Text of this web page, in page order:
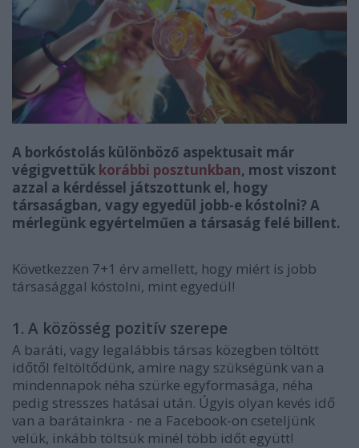
A borkóstolás különböző aspektusait már
végigvettük korábbi posztunkban, most viszont
azzal a kérdéssel játszottunk el, hogy
társaságban, vagy egyedül jobb-e kóstolni? A
mérlegünk egyértelműen a társaság felé billent.
Következzen 7+1 érv amellett, hogy miért is jobb
társasággal kóstolni, mint egyedül!
1. A közösség pozitív szerepe
A baráti, vagy legalábbis társas közegben töltött
időtől feltöltődünk, amire nagy szükségünk van a
mindennapok néha szürke egyformasága, néha
pedig stresszes hatásai után. Úgyis olyan kevés idő
van a barátainkra - ne a Facebook-on cseteljünk
velük, inkább töltsük minél több időt együtt!